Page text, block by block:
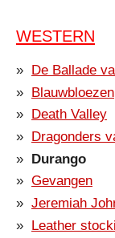
WESTERN
De Ballade
Blauwbloezen
Death Valley
Dragonders
Durango
Gevangen
Jeremiah
Leather